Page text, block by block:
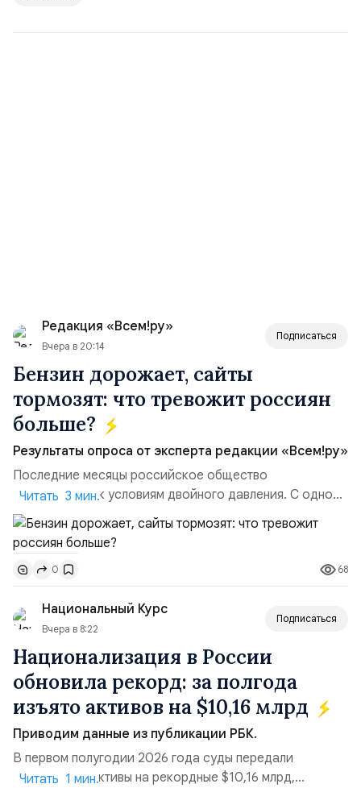
Редакция «Всем!ру»
Вчера в 20:14
Подписаться
Бензин дорожает, сайты
тормозят: что тревожит россиян
больше?
Результаты опроса от эксперта редакции «Всем!ру»
Последние месяцы российское общество
адаптируется к условиям двойного давления. С одной
стороны, происходит рост цен на товары первой
необходимости, инфляция и локальные сбои в
поставках бензина. А с другой – технологическая
турбулентность: перебои в работе интернета,
блокировки сайтов, необходимость осваивать VPN и
российские платформы.Что из этого бье...
Читать 3 мин.
0 68
Национальный Курс
Вчера в 8:22
Подписаться
Национализация в России
обновила рекорд: за полгода
изъято активов на $10,16 млрд
Приводим данные из публикации РБК.
В первом полугодии 2026 года суды передали
государству активы на рекордные $10,16 млрд,
Читать 1 мин.